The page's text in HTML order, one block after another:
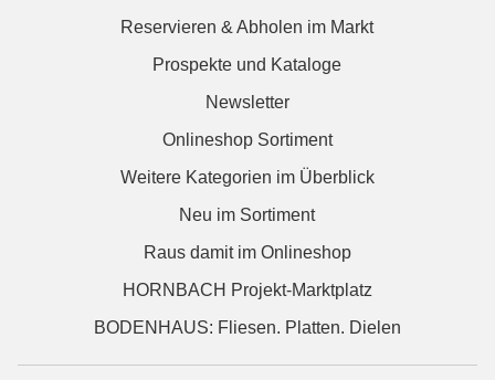
Reservieren & Abholen im Markt
Prospekte und Kataloge
Newsletter
Onlineshop Sortiment
Weitere Kategorien im Überblick
Neu im Sortiment
Raus damit im Onlineshop
HORNBACH Projekt-Marktplatz
BODENHAUS: Fliesen. Platten. Dielen